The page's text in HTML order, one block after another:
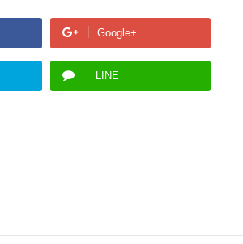
Google+
LINE